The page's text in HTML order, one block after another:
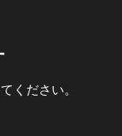
ください。